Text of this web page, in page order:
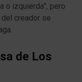
o izquierda”, pero
creador se
de Los